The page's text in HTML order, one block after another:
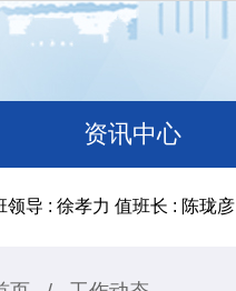
资讯中心
领导 : 徐孝力 值班长 : 陈珑彦